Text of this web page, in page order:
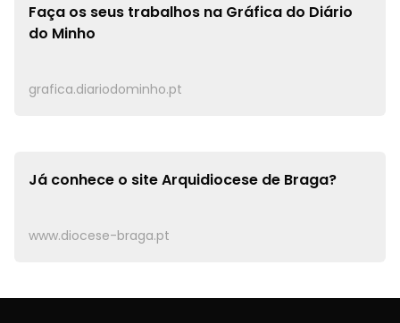
Faça os seus trabalhos na Gráfica do Diário
do Minho
grafica.diariodominho.pt
Já conhece o siteArquidiocese de Braga?
www.diocese-braga.pt